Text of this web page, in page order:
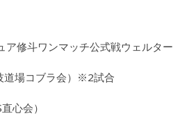
ア修斗ワンマッチ公式戦ウェルター
道場コブラ会）※2試合
心会）